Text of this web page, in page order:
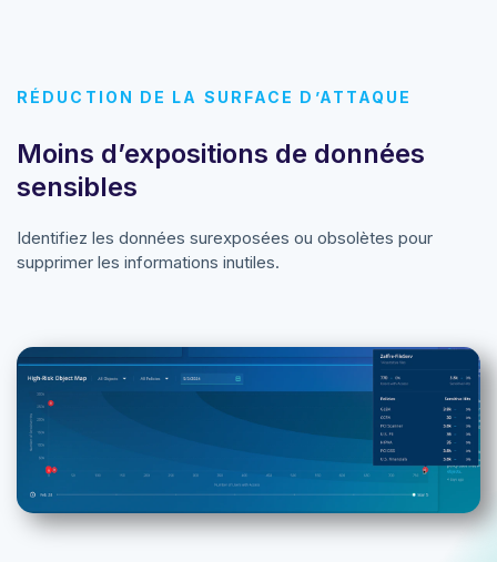
RÉDUCTION DE LA SURFACE D’ATTAQUE
Moins d’expositions de données
sensibles
Identifiez les données surexposées ou obsolètes pour
supprimer les informations inutiles.